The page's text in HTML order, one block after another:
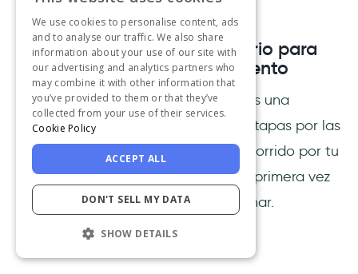
Mapa del recorrido del usuario para
comprender su comportamiento
Un mapa del recorrido del usuario es una
representación visual de todas las etapas por las
que pasa un usuario típico en su recorrido por tu
producto, desde que lo conoce por primera vez
hasta el día en que decide abandonar.
We use cookies to personalise content, ads
and to analyse our traffic. We also share
information about your use of our site with
our advertising and analytics partners who
may combine it with other information that
you’ve provided to them or that they’ve
collected from your use of their services.
Cookie Policy
ACCEPT ALL
DON'T SELL MY DATA
SHOW DETAILS